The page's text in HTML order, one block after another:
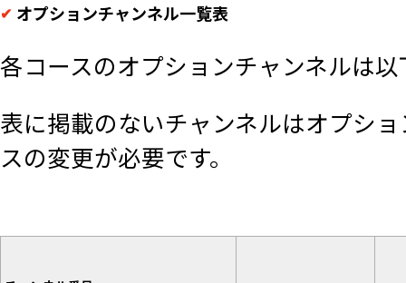
オプションチャンネル一覧表​
各コースのオプションチャンネルは
表に掲載のないチャンネルはオプシ
スの変更が必要です。